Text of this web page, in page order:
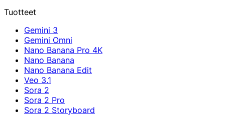
Tuotteet
Gemini 3
Gemini Omni
Nano Banana Pro 4K
Nano Banana
Nano Banana Edit
Veo 3.1
Sora 2
Sora 2 Pro
Sora 2 Storyboard